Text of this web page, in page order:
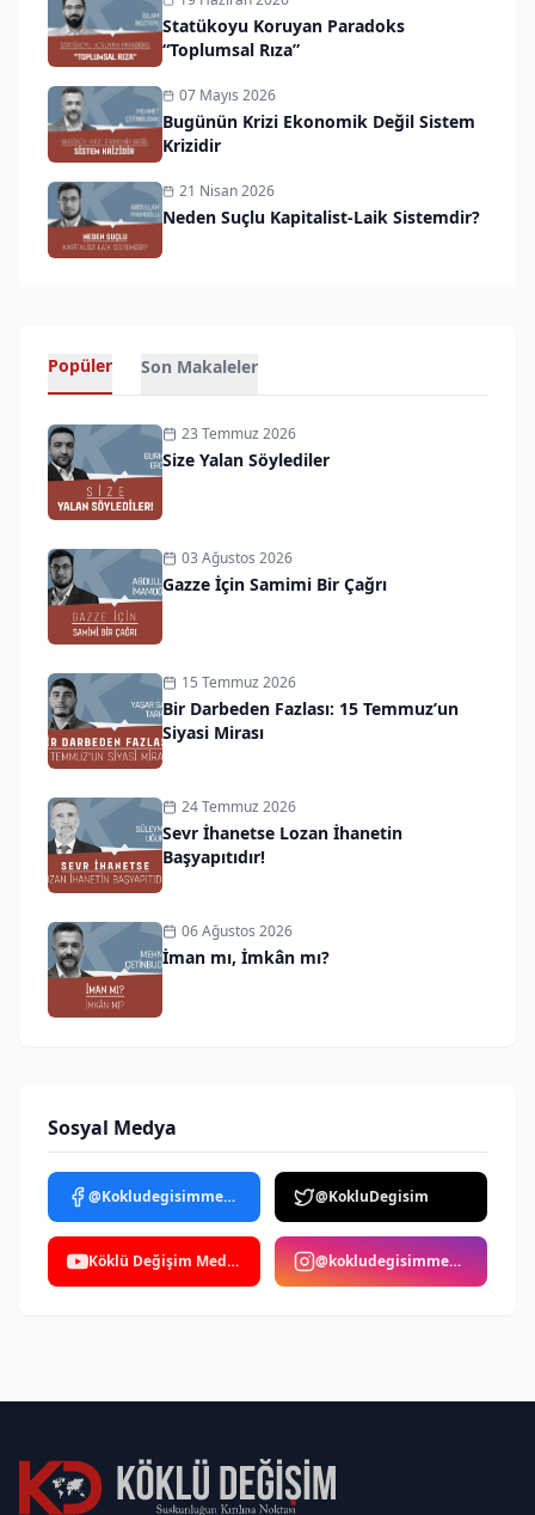
Statükoyu Koruyan Paradoks
“Toplumsal Rıza”
07 Mayıs 2026
Bugünün Krizi Ekonomik Değil Sistem
Krizidir
21 Nisan 2026
Neden Suçlu Kapitalist-Laik Sistemdir?
Popüler Son Makaleler
23 Temmuz 2026
Size Yalan Söylediler
03 Ağustos 2026
Gazze İçin Samimi Bir Çağrı
15 Temmuz 2026
Bir Darbeden Fazlası: 15 Temmuz’un
Siyasi Mirası
24 Temmuz 2026
Sevr İhanetse Lozan İhanetin
Başyapıtıdır!
06 Ağustos 2026
İman mı, İmkân mı?
Sosyal Medya
@Kokludegisimmedya @KokluDegisim
Köklü Değişim Medya @kokludegisimmedya